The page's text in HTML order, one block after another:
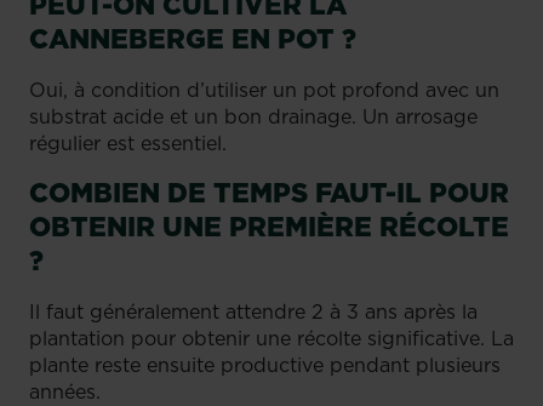
CANNEBERGE EN POT ?
Oui, à condition d’utiliser un pot profond avec un
substrat acide et un bon drainage. Un arrosage
régulier est essentiel.
COMBIEN DE TEMPS FAUT-IL POUR
OBTENIR UNE PREMIÈRE RÉCOLTE
?
Il faut généralement attendre 2 à 3 ans après la
plantation pour obtenir une récolte significative. La
plante reste ensuite productive pendant plusieurs
années.